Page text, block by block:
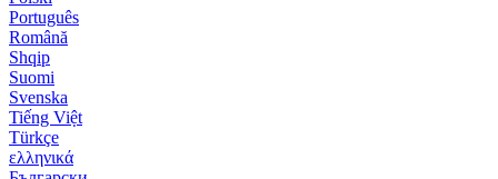
Português
Română
Shqip
Suomi
Svenska
Tiếng Việt
Türkçe
ελληνικά